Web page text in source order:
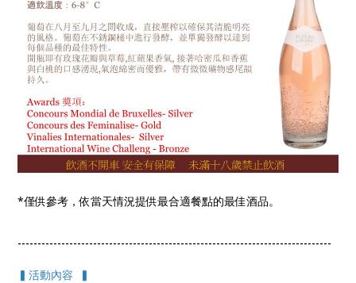
*僅供參考，依當天情況提供最合適餐點的最佳酒品。
-------------------------------------------------------------------------------
▍活動內容 ▍